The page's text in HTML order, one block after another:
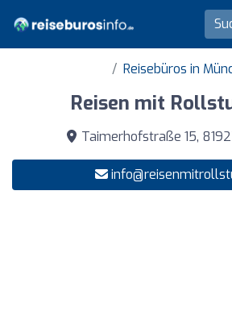
Reisebüros in
Reisen mit
Taimerhofstraße 15,